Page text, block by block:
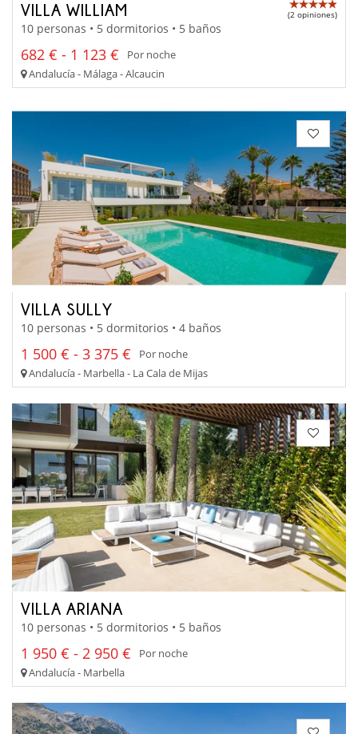
VILLA WILLIAM (2 opiniones)
10 personas • 5 dormitorios • 5 baños
682 € - 1 123 €
Por noche
Andalucía - Málaga - Alcaucin
VILLA SULLY
10 personas • 5 dormitorios • 4 baños
1 500 € - 3 375 €
Por noche
Andalucía - Marbella - La Cala de Mijas
VILLA ARIANA
10 personas • 5 dormitorios • 5 baños
1 950 € - 2 950 €
Por noche
Andalucía - Marbella